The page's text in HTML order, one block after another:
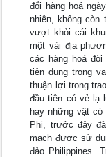
đổi hàng hoá
nhiên, không còn
vượt khỏi cái
một vài địa
các hàng hoá
tiện dụng trong
thuận lợi trong
đầu tiên có vẻ lạ
hay những vật
Phi, trước đây
mạch được sử
đảo Philippines.